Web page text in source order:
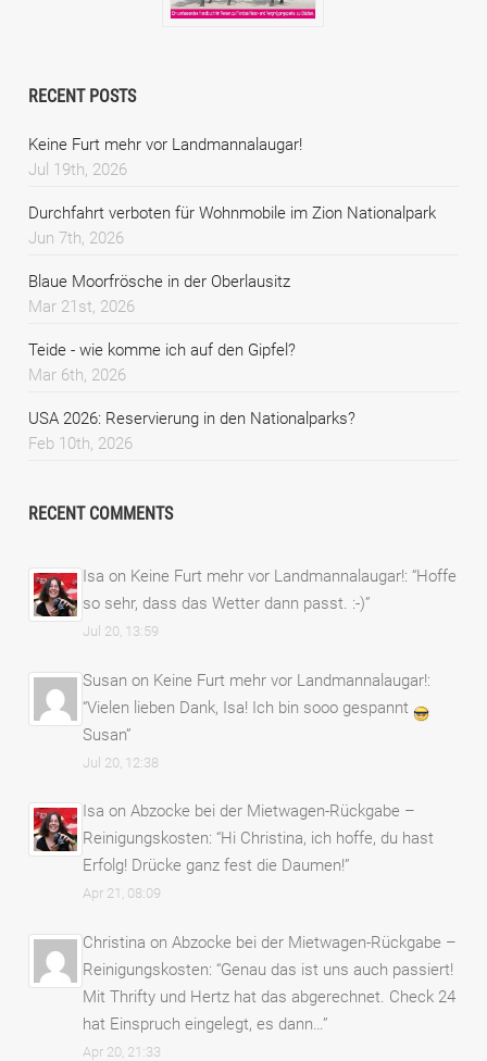
RECENT POSTS
Keine Furt mehr vor Landmannalaugar!
Jul 19th, 2026
Durchfahrt verboten für Wohnmobile im Zion Nationalpark
Jun 7th, 2026
Blaue Moorfrösche in der Oberlausitz
Mar 21st, 2026
Teide - wie komme ich auf den Gipfel?
Mar 6th, 2026
USA 2026: Reservierung in den Nationalparks?
Feb 10th, 2026
RECENT COMMENTS
Isa on Keine Furt mehr vor Landmannalaugar!: “Hoffe
so sehr, dass das Wetter dann passt. :-)”
Jul 20, 13:59
Susan on Keine Furt mehr vor Landmannalaugar!:
“Vielen lieben Dank, Isa! Ich bin sooo gespannt
Susan”
Jul 20, 12:38
Isa onAbzocke bei der Mietwagen-Rückgabe –
Reinigungskosten: “Hi Christina, ich hoffe, du hast
Erfolg! Drücke ganz fest die Daumen!”
Apr 21, 08:09
Christina onAbzocke bei der Mietwagen-Rückgabe –
Reinigungskosten: “Genau das ist uns auch passiert!
Mit Thrifty und Hertz hat das abgerechnet. Check 24
hat Einspruch eingelegt, es dann…”
Apr 20, 21:33